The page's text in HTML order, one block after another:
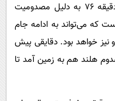
چیخو کویاته، هافبک تیم سنگال در دقیقه ۷۶ به دلیل مصدومیت
که می‌تواند به ادامه جام
نیز خواهد بود. دقایقی پیش
هلند هم به زمین آمد تا